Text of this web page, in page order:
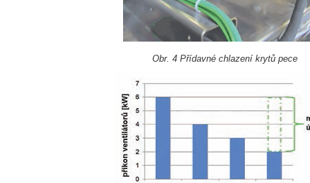
Obr. 4 Přídavné chlazení krytů pece